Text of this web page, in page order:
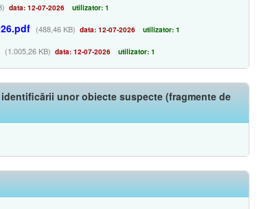
data: 12-07-2026 utilizator: 1
(488,46 KB) data: 12-07-2026 utilizator: 1
(1.005,26 KB) data: 12-07-2026 utilizator: 1
unor obiecte suspecte (fragmente de